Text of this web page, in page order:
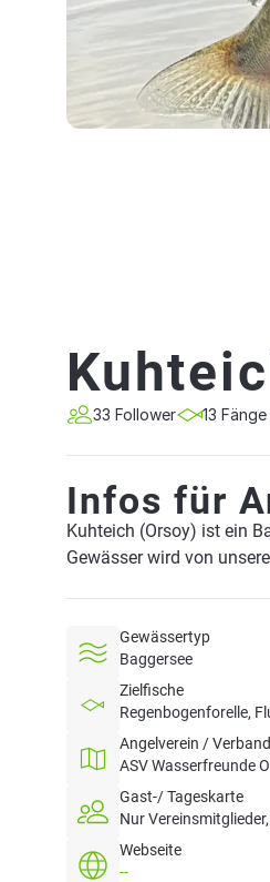
33 Follower 13 Fänge
Infos für
Kuhteich (Orsoy) ist ein
Gewässer wird von
Gewässertyp
Baggersee
Zielfische
Regenbogenforelle,
Angelverein / Verband
ASV Wasserfreunde
Gast-/ Tageskarte
Nur
Webseite
--